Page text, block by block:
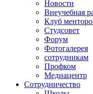
Новости
Внеучебная
Клуб
Студсовет
Форум
Фотогалерея
сотрудникам
Профком
Медиацентр
Сотрудничество